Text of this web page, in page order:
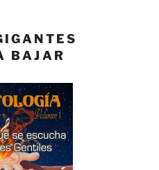
BAJAR